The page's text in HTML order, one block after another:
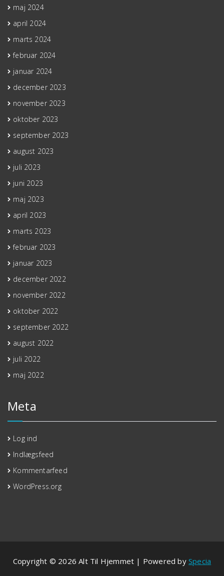
maj 2024
april 2024
marts 2024
februar 2024
januar 2024
december 2023
november 2023
oktober 2023
september 2023
august 2023
juli 2023
juni 2023
maj 2023
april 2023
marts 2023
februar 2023
januar 2023
december 2022
november 2022
oktober 2022
september 2022
august 2022
juli 2022
maj 2022
Meta
Log ind
Indlægsfeed
Kommentarfeed
WordPress.org
Copyright © 2026 Alt Til Hjemmet | Powered by Specia